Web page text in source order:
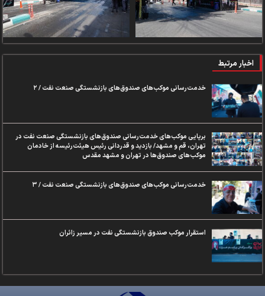
اخبار مرتبط
خدمت‌رسانی موکب‌های صندوق‌های بازنشستگی صنعت نفت / ۲
برپایی موکب‌های خدمت‌رسانی صندوق‌های بازنشستگی صنعت نفت در
تهران، قم و مشهد/ بازدید و قدردانی رئیس هیئت‌رئیسه از خادمان
موکب‌های صندوق‌ها در تهران و مشهد مقدس
خدمت‌رسانی موکب‌های صندوق‌های بازنشستگی صنعت نفت / ۳
استقرار موکب صندوق بازنشستگی نفت در مسیر زائران